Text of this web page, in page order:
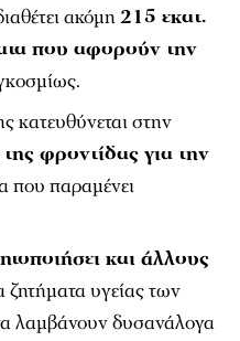
ακόμη215 εκατ.
που αφορούν την
κατευθύνεται στην
φροντίδας για την
που παραμένει
και άλλους
ζητήματα υγείας των
λαμβάνουν δυσανάλογα